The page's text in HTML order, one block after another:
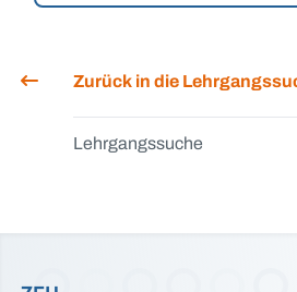
Zurück in die
Lehrgangssuche